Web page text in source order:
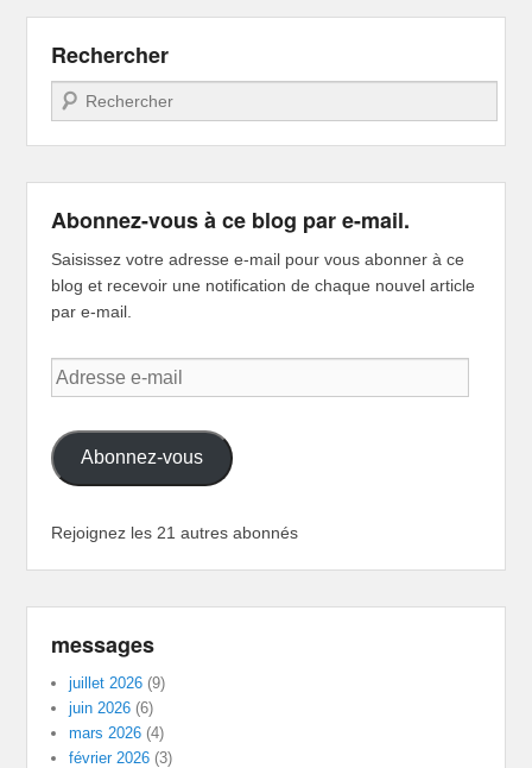
Rechercher
Recherche
Abonnez-vous à ce blog par e-mail.
Saisissez votre adresse e-mail pour vous abonner à ce
blog et recevoir une notification de chaque nouvel article
par e-mail.
Adresse
e-
Abonnez-vous
Rejoignez les 21 autres abonnés
messages
juillet 2026 (9)
juin 2026 (6)
mars 2026 (4)
février 2026 (3)